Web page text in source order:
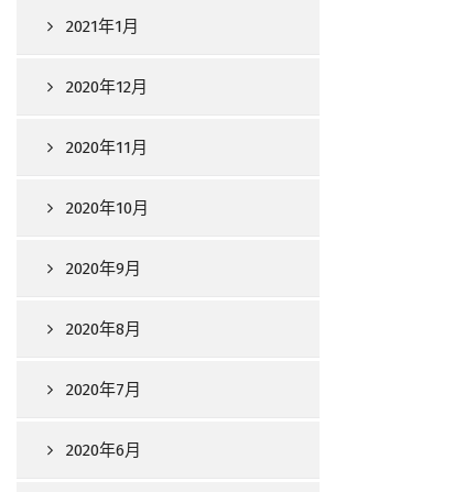
2021年1月
2020年12月
2020年11月
2020年10月
2020年9月
2020年8月
2020年7月
2020年6月